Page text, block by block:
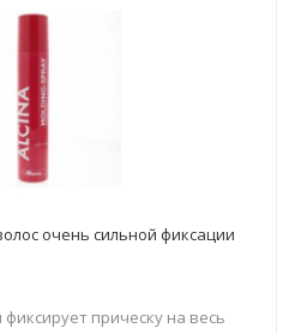
очень сильной фиксации
прическу на весь